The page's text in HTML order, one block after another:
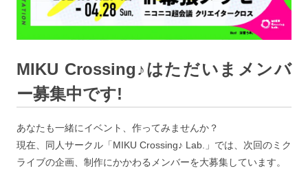
MIKU Crossing♪はただいまメンバ
ー募集中です!
あなたも一緒にイベント、作ってみませんか？
現在、同人サークル「MIKU Crossing♪ Lab.」では、次回のミク
ライブの企画、制作にかかわるメンバーを大募集しています。